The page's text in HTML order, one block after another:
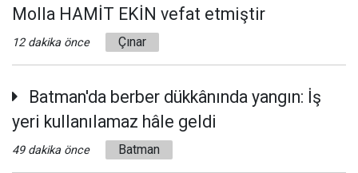
Molla HAMİT EKİN vefat etmiştir
12 dakika önce Çınar
Batman'da berber dükkânında yangın: İş
yeri kullanılamaz hâle geldi
49 dakika önce Batman